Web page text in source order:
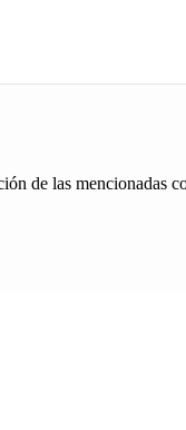
de las mencionadas